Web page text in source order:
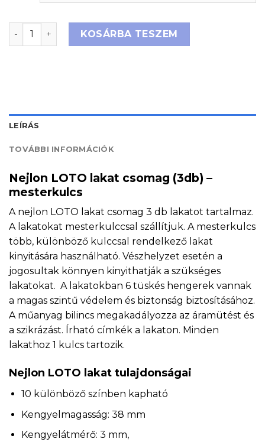
Nejlon LOTO lakat csomag (3db) - mesterkulcs
KOSÁRBA TESZEM
LEÍRÁS
TOVÁBBI INFORMÁCIÓK
Nejlon LOTO lakat csomag (3db) –
mesterkulcs
A nejlon LOTO lakat csomag 3 db lakatot tartalmaz.
A lakatokat mesterkulccsal szállítjuk. A mesterkulcs
több, különböző kulccsal rendelkező lakat
kinyitására használható. Vészhelyzet esetén a
jogosultak könnyen kinyithatják a szükséges
lakatokat. A lakatokban 6 tüskés hengerek vannak
a magas szintű védelem és biztonság biztosításához.
A műanyag bilincs megakadályozza az áramütést és
a szikrázást. Írható címkék a lakaton. Minden
lakathoz 1 kulcs tartozik.
Nejlon LOTO lakat tulajdonságai
10 különböző színben kapható
Kengyelmagasság: 38 mm
Kengyelátmérő: 3 mm,